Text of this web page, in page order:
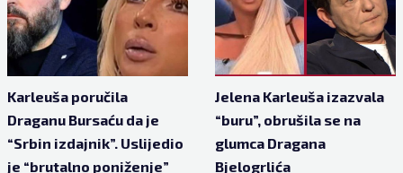
Karleuša poručila
Draganu Bursaću da je
“Srbin izdajnik”. Uslijedio
je “brutalno poniženje”
Jelena Karleuša izazvala
“buru”, obrušila se na
glumca Dragana
Bjelogrlića